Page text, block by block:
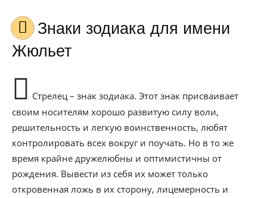
Знаки зодиака для имени
Жюльет
Стрелец – знак зодиака. Этот знак присваивает
своим носителям хорошо развитую силу воли,
решительность и легкую воинственность, любят
контролировать всех вокруг и поучать. Но в то же
время крайне дружелюбны и оптимистичны от
рождения. Вывести из себя их может только
откровенная ложь в их сторону, лицемерность и